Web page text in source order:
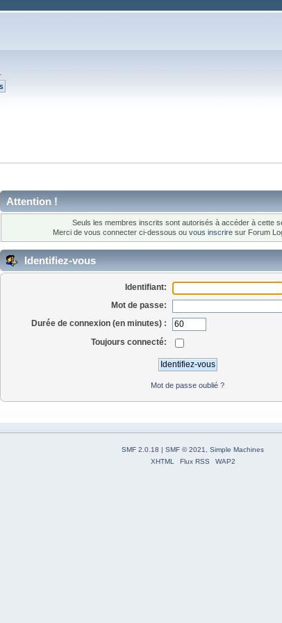
Attention !
Seuls les membres inscrits sont autorisés à accéder à cette
Merci de vous connecter ci-dessous ou vous inscriresur Forum
Identifiez-vous
Identifiant:
Mot de passe:
Durée de connexion (en minutes) :
Toujours connecté:
Mot de passe oublié ?
SMF 2.0.18 | SMF © 2021
Simple Machines
XHTML
Flux RSS WAP2